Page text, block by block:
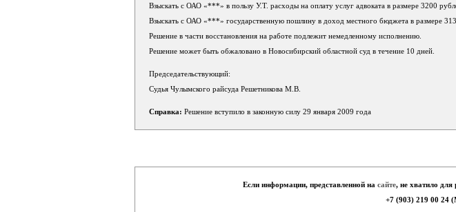
Взыскать с ОАО «***» в пользу У.Т. расходы на оплату услуг адвоката в размере 3200
Взыскать с ОАО «***» государственную пошлину в доход местного бюджета в размере 313
Решение в части восстановления на работе подлежит немедленному исполнению.
Решение может быть обжаловано в Новосибирский областной суд в течение 10 дней.
Председательствующий:
Судья Чулымского райсуда Решетникова М.В.
Справка: Решение вступило в законную силу 29 января 2009 года
Если информации, представленной на сайте, не хватило
+7 (903) 219 00 24